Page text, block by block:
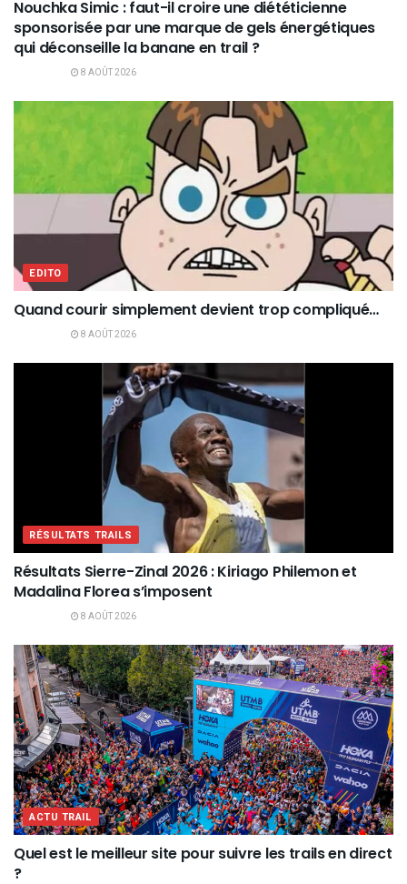
Nouchka Simic : faut-il croire une diététicienne
sponsorisée par une marque de gels énergétiques
qui déconseille la banane en trail ?
8 AOÛT 2026
EDITO
Quand courir simplement devient trop compliqué…
8 AOÛT 2026
RÉSULTATS TRAILS
Résultats Sierre-Zinal 2026 : Kiriago Philemon et
Madalina Florea s’imposent
8 AOÛT 2026
ACTU TRAIL
Quel est le meilleur site pour suivre les trails en direct
?